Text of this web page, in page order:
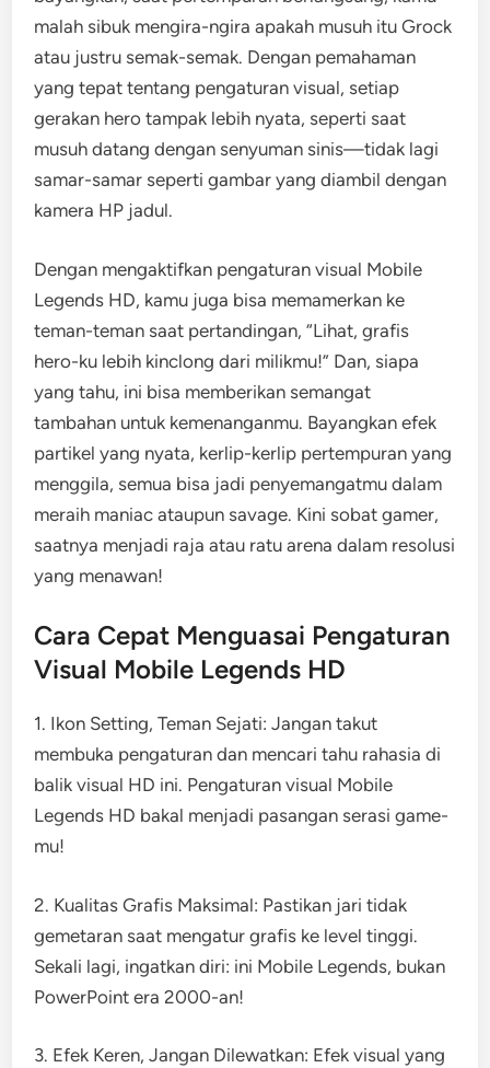
malah sibuk mengira-ngira apakah musuh itu Grock
atau justru semak-semak. Dengan pemahaman
yang tepat tentang pengaturan visual, setiap
gerakan hero tampak lebih nyata, seperti saat
musuh datang dengan senyuman sinis—tidak lagi
samar-samar seperti gambar yang diambil dengan
kamera HP jadul.
Dengan mengaktifkan pengaturan visual Mobile
Legends HD, kamu juga bisa memamerkan ke
teman-teman saat pertandingan, “Lihat, grafis
hero-ku lebih kinclong dari milikmu!” Dan, siapa
yang tahu, ini bisa memberikan semangat
tambahan untuk kemenanganmu. Bayangkan efek
partikel yang nyata, kerlip-kerlip pertempuran yang
menggila, semua bisa jadi penyemangatmu dalam
meraih maniac ataupun savage. Kini sobat gamer,
saatnya menjadi raja atau ratu arena dalam resolusi
yang menawan!
Cara Cepat Menguasai Pengaturan
Visual Mobile Legends HD
1. Ikon Setting, Teman Sejati: Jangan takut
membuka pengaturan dan mencari tahu rahasia di
balik visual HD ini. Pengaturan visual Mobile
Legends HD bakal menjadi pasangan serasi game-
mu!
2. Kualitas Grafis Maksimal: Pastikan jari tidak
gemetaran saat mengatur grafis ke level tinggi.
Sekali lagi, ingatkan diri: ini Mobile Legends, bukan
PowerPoint era 2000-an!
3. Efek Keren, Jangan Dilewatkan: Efek visual yang